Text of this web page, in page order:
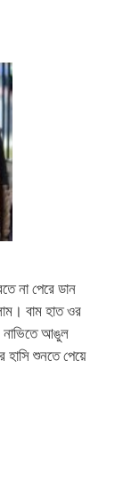
পেরে ডান
বাম হাত ওর
নাভিতে আঙুল
শুনতে পেয়ে